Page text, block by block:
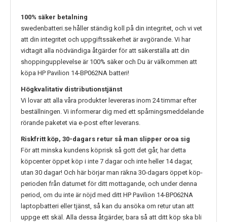
100% säker betalning
swedenbatteri.se håller ständig koll på din integritet, och vi vet
att din integritet och uppgiftssäkerhet är avgörande. Vi har
vidtagit alla nödvändiga åtgärder för att säkerställa att din
shoppingupplevelse är 100% säker och Du är välkommen att
köpa HP Pavilion 14-BP062NA batteri!
Högkvalitativ distributionstjänst
Vi lovar att alla våra produkter levereras inom 24 timmar efter
beställningen. Vi informerar dig med ett spårningsmeddelande
rörande paketet via e-post efter leverans.
Riskfritt köp, 30-dagars retur så man slipper oroa sig
För att minska kundens köprisk så gott det går, har detta
köpcenter öppet köp i inte 7 dagar och inte heller 14 dagar,
utan 30 dagar! Och här börjar man räkna 30-dagars öppet köp-
perioden från datumet för ditt mottagande, och under denna
period, om du inte är nöjd med ditt HP Pavilion 14-BP062NA
laptopbatteri eller tjänst, så kan du ansöka om retur utan att
uppge ett skäl. Alla dessa åtgärder, bara så att ditt köp ska bli